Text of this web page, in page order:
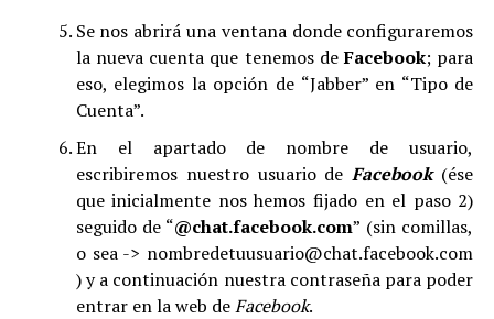
Se nos abrirá una ventana donde configuraremos
la nueva cuenta que tenemos deFacebook; para
eso, elegimos la opción de “Jabber” en “Tipo de
Cuenta”.
En el apartado de nombre de usuario,
escribiremos nuestro usuario deFacebook(ése
que inicialmente nos hemos fijado en el paso 2)
seguido de “@chat.facebook.com” (sin comillas,
o sea -> nombredetuusuario@chat.facebook.com
) y a continuación nuestra contraseña para poder
entrar en la web deFacebook.